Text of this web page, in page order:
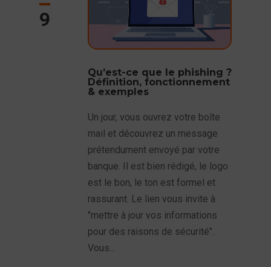
9
Qu’est-ce que le phishing ?
Définition, fonctionnement
& exemples
Un jour, vous ouvrez votre boîte
mail et découvrez un message
prétendument envoyé par votre
banque. Il est bien rédigé, le logo
est le bon, le ton est formel et
rassurant. Le lien vous invite à
"mettre à jour vos informations
pour des raisons de sécurité".
Vous...